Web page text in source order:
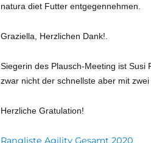
natura diet Futter entgegennehmen.
Graziella, Herzlichen Dank!
Siegerin des Plausch-Meeting ist Susi
zwar nicht der schnellste aber mit
Herzliche Gratulation!